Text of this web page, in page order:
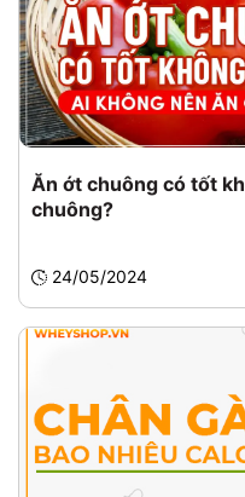
Ăn ớt chuông có tốt
chuông?
24/05/2024